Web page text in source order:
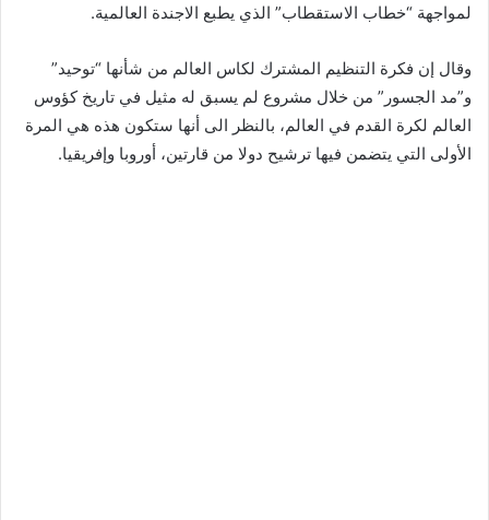
لمواجهة “خطاب الاستقطاب” الذي يطبع الاجندة العالمية.
وقال إن فكرة التنظيم المشترك لكاس العالم من شأنها “توحيد”
و”مد الجسور” من خلال مشروع لم يسبق له مثيل في تاريخ كؤوس
العالم لكرة القدم في العالم، بالنظر الى أنها ستكون هذه هي المرة
الأولى التي يتضمن فيها ترشيح دولا من قارتين، أوروبا وإفريقيا.